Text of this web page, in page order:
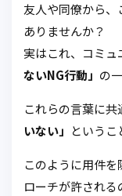
友人や同僚から
ありませんか？
実はこれ、コミ
ないNG行動」 の
これらの言葉に
いない」 というこ
このように用件
ローチが許され